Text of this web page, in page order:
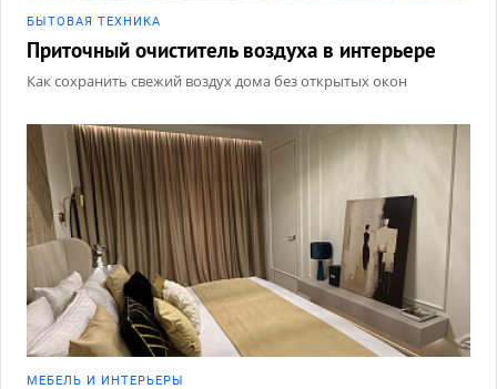
БЫТОВАЯ ТЕХНИКА
Приточный очиститель воздуха в интерьере
Как сохранить свежий воздух дома без открытых окон
МЕБЕЛЬ И ИНТЕРЬЕРЫ